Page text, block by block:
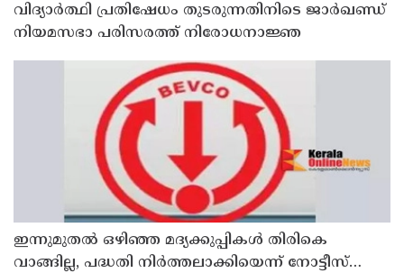
വിദ്യാര്‍ത്ഥി പ്രതിഷേധം തുടരുന്നതിനിടെ ജാര്‍ഖണ്ഡ്
നിയമസഭാ പരിസരത്ത് നിരോധനാജ്ഞ
ഇന്നുമുതല്‍ ഒഴിഞ്ഞ മദ്യക്കുപ്പികള്‍ തിരികെ
വാങ്ങില്ല, പദ്ധതി നിര്‍ത്തലാക്കിയെന്ന് നോട്ടീസ്